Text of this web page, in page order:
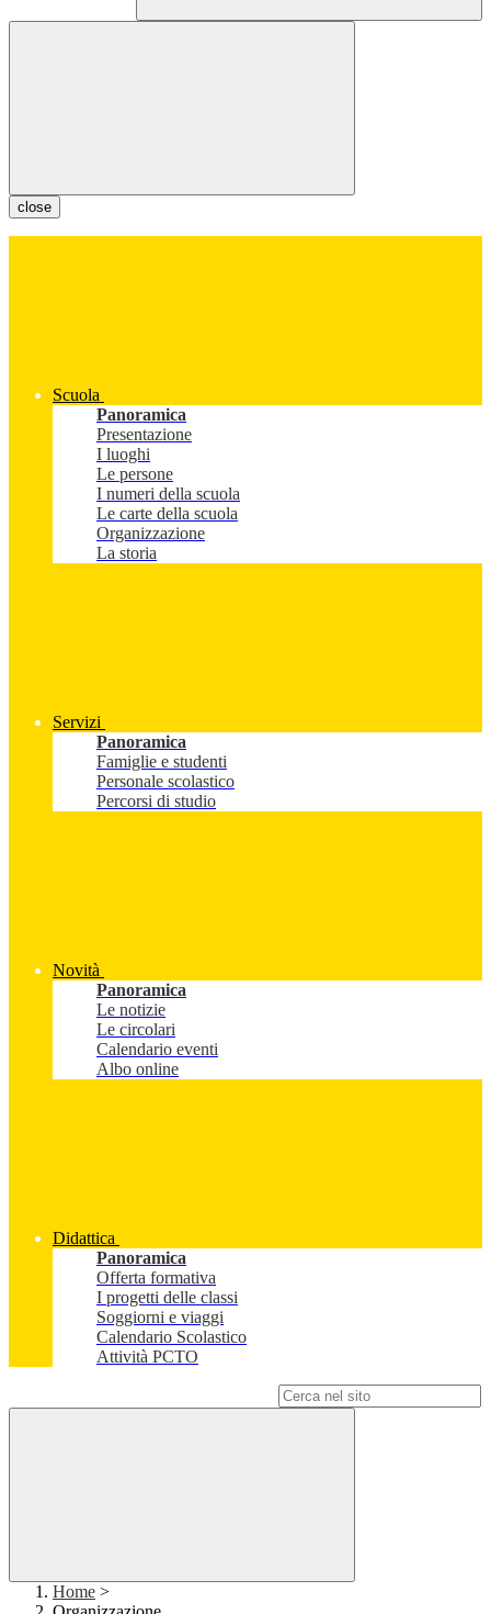
close
Scuola
Panoramica
Presentazione
I luoghi
Le persone
I numeri della scuola
Le carte della scuola
Organizzazione
La storia
Servizi
Panoramica
Famiglie e studenti
Personale scolastico
Percorsi di studio
Novità
Panoramica
Le notizie
Le circolari
Calendario eventi
Albo online
Didattica
Panoramica
Offerta formativa
I progetti delle classi
Soggiorni e viaggi
Calendario Scolastico
Attività PCTO
Home >